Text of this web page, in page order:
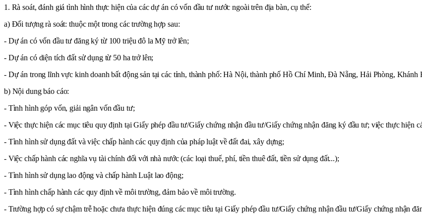
1. Rà soát, đánh giá tình hình thực hiện của các dự án có vốn đầu tư nước ngoài trên địa bàn, cụ thể:
a) Đối tượng rà soát: thuộc một trong các trường hợp sau:
- Dự án có vốn đầu tư đăng ký từ 100 triệu đô la Mỹ trở lên;
- Dự án có diện tích đất sử dụng từ 50 ha trở lên;
- Dự án trong lĩnh vực kinh doanh bất động sản tại các tỉnh, thành phố: Hà Nội, thành phố Hồ Chí Minh, Đà Nẵng, Hải Phòng,
b) Nội dung báo cáo:
- Tình hình góp vốn, giải ngân vốn đầu tư;
- Việc thực hiện các mục tiêu quy định tại Giấy phép đầu tư/Giấy chứng nhận đầu tư/Giấy chứng nhận đăng ký đầu tư; việc thực hiện
- Tình hình sử dụng đất và việc chấp hành các quy định của pháp luật về đất đai, xây dựng;
- Việc chấp hành các nghĩa vụ tài chính đối với nhà nước (các loại thuế, phí, tiền thuê đất, tiền sử dụng đất...);
- Tình hình sử dụng lao động và chấp hành Luật lao động;
- Tình hình chấp hành các quy định về môi trường, đảm bảo về môi trường.
- Trường hợp có sự chậm trễ hoặc chưa thực hiện đúng các mục tiêu tại Giấy phép đầu tư/Giấy chứng nhận đầu tư/Giấy chứng nhận